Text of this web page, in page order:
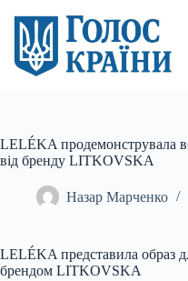
вмісту
LELÉKA продемонструвала
від бренду LITKOVSKA
Назар Марченко
LELÉKA представила образ
брендом LITKOVSKA